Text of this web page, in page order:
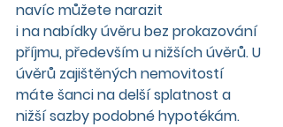
navíc můžete narazit
i na nabídky úvěru bez prokazování
příjmu, především u nižších úvěrů. U
úvěrů zajištěných nemovitostí
máte šanci na delší splatnost a
nižší sazby podobné hypotékám.